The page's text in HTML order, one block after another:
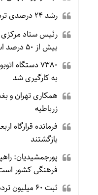
رشد ۲۴ درصدی تردد زائران در اربعین از مرز مهران
رئیس ستاد مرکزی
بیش از ۵۰ درصد است
۷۳۸۰ دستگاه
به‌ کارگیری شد
همکاری تهران و
زرباطیه
بازگشتند
پورجمشیدیان:
فرهنگی کشور
ثبت ۶۰ میلیون تردد از مرزهای هفت‌گانه اربعینی